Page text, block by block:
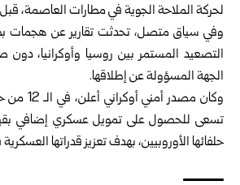
لحركة الملاحة الجوية في مطارات العاصمة، قبل
وفي سياق متصل، تحدثت تقارير عن هجمات
التصعيد المستمر بين روسيا وأوكرانيا،
الجهة المسؤولة عن إطلاقها.
وكان مصدر
حلفائها الأوروبيين، بهدف تعزيز قدراتها